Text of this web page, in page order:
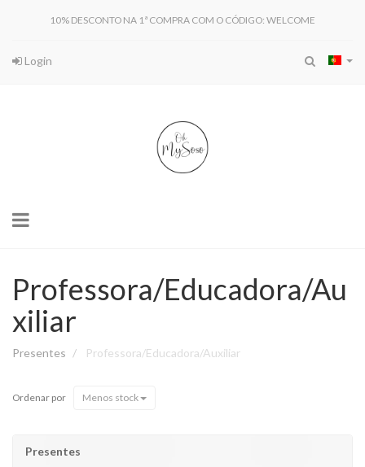
10% DESCONTO NA 1ª COMPRA COM O CÓDIGO: WELCOME
Login
Toggle
Professora/Educadora/Au
xiliar
Presentes Professora/Educadora/Auxiliar
Ordenar por Menos stock
Presentes